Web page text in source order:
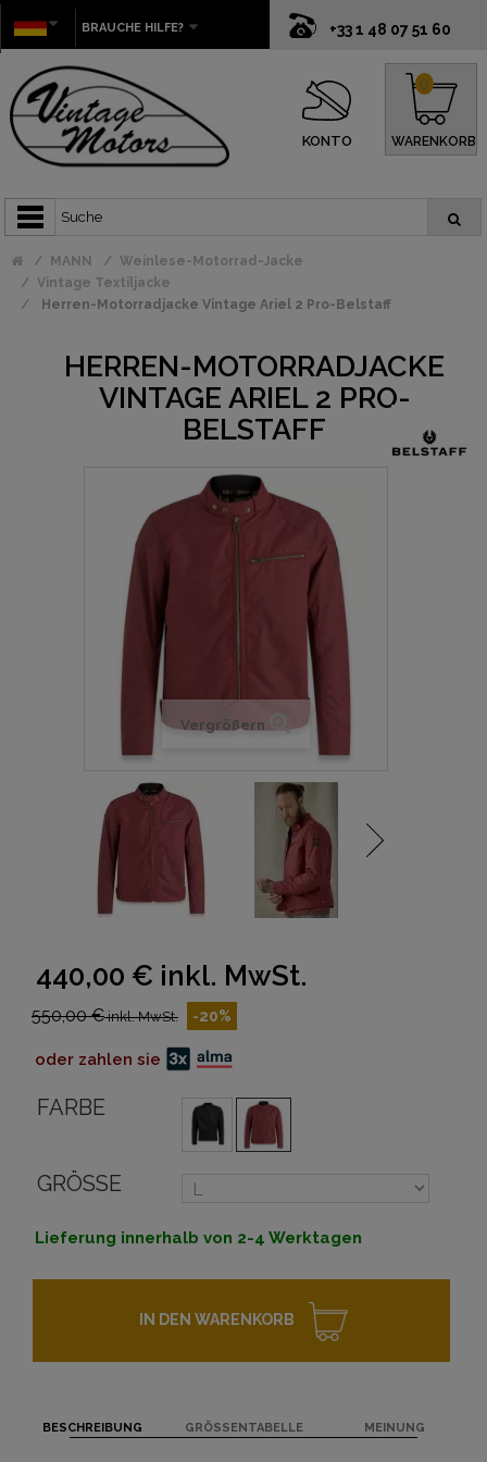
+33 1 48 07 51 60
BRAUCHE HILFE?
KONTO WARENKORB
0
MANN
Weinlese-Motorrad-Jacke
Vintage Textiljacke
Herren-Motorradjacke Vintage Ariel 2 Pro-Belstaff
HERREN-MOTORRADJACKE
VINTAGE ARIEL 2 PRO-
BELSTAFF
Vergrößern
440,00 € inkl. MwSt.
550,00 €inkl. MwSt. -20%
oder zahlen sie
FARBE
GRÖSSE
Lieferung innerhalb von 2-4 Werktagen
IN DEN WARENKORB
BESCHREIBUNG GRÖSSENTABELLE MEINUNG